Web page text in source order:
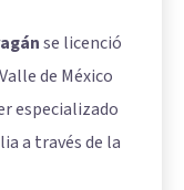
se licenció
de México
especializado
a través de la